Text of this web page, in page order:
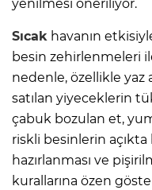
yenilmesi öneriliyor.
Sıcak havanın
besin zehirlenmeleri
nedenle, özellikle yaz
satılan yiyeceklerin
çabuk bozulan et,
riskli besinlerin
hazırlanması ve
kurallarına özen